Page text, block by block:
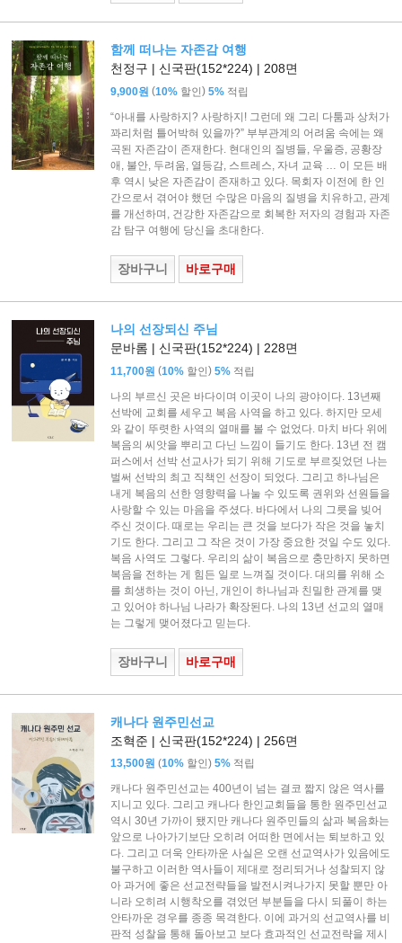
함께 떠나는 자존감 여행
천정구 | 신국판(152*224) | 208면
9,900원 (10% 할인) 5% 적립
“아내를 사랑하지? 사랑하지! 그런데 왜 그리 다툼과 상처가
꽈리처럼 틀어박혀 있을까?” 부부관계의 어려움 속에는 왜
곡된 자존감이 존재한다. 현대인의 질병들, 우울증, 공황장
애, 불안, 두려움, 열등감, 스트레스, 자녀 교육 … 이 모든 배
후 역시 낮은 자존감이 존재하고 있다. 목회자 이전에 한 인
간으로서 겪어야 했던 수많은 마음의 질병을 치유하고, 관계
를 개선하며, 건강한 자존감으로 회복한 저자의 경험과 자존
감 탐구 여행에 당신을 초대한다.
장바구니 바로구매
나의 선장되신 주님
문바롬 | 신국판(152*224) | 228면
11,700원 (10% 할인) 5% 적립
나의 부르신 곳은 바다이며 이곳이 나의 광야이다. 13년째
선박에 교회를 세우고 복음 사역을 하고 있다. 하지만 모세
와 같이 뚜렷한 사역의 열매를 볼 수 없었다. 마치 바다 위에
복음의 씨앗을 뿌리고 다닌 느낌이 들기도 한다. 13년 전 캠
퍼스에서 선박 선교사가 되기 위해 기도로 부르짖었던 나는
벌써 선박의 최고 직책인 선장이 되었다. 그리고 하나님은
내게 복음의 선한 영향력을 나눌 수 있도록 권위와 선원들을
사랑할 수 있는 마음을 주셨다. 바다에서 나의 그릇을 빚어
주신 것이다. 때로는 우리는 큰 것을 보다가 작은 것을 놓치
기도 한다. 그리고 그 작은 것이 가장 중요한 것일 수도 있다.
복음 사역도 그렇다. 우리의 삶이 복음으로 충만하지 못하면
복음을 전하는 게 힘든 일로 느껴질 것이다. 대의를 위해 소
를 희생하는 것이 아닌, 개인이 하나님과 친밀한 관계를 맺
고 있어야 하나님 나라가 확장된다. 나의 13년 선교의 열매
는 그렇게 맺어졌다고 믿는다.
장바구니 바로구매
캐나다 원주민선교
조혁준 | 신국판(152*224) | 256면
13,500원 (10% 할인) 5% 적립
캐나다 원주민선교는 400년이 넘는 결코 짧지 않은 역사를
지니고 있다. 그리고 캐나다 한인교회들을 통한 원주민선교
역시 30년 가까이 됐지만 캐나다 원주민들의 삶과 복음화는
앞으로 나아가기보단 오히려 어떠한 면에서는 퇴보하고 있
다. 그리고 더욱 안타까운 사실은 오랜 선교역사가 있음에도
불구하고 이러한 역사들이 제대로 정리되거나 성찰되지 않
아 과거에 좋은 선교전략들을 발전시켜나가지 못할 뿐만 아
니라 오히려 시행착오를 겪었던 부분들을 다시 되풀이 하는
안타까운 경우를 종종 목격한다. 이에 과거의 선교역사를 비
판적 성찰을 통해 돌아보고 보다 효과적인 선교전략을 제시